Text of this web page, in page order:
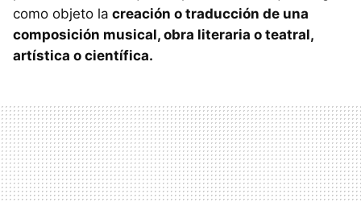
como objeto la creación o traducción de una
composición musical, obra literaria o teatral,
artística o científica.